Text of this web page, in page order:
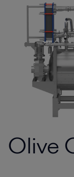
Olive